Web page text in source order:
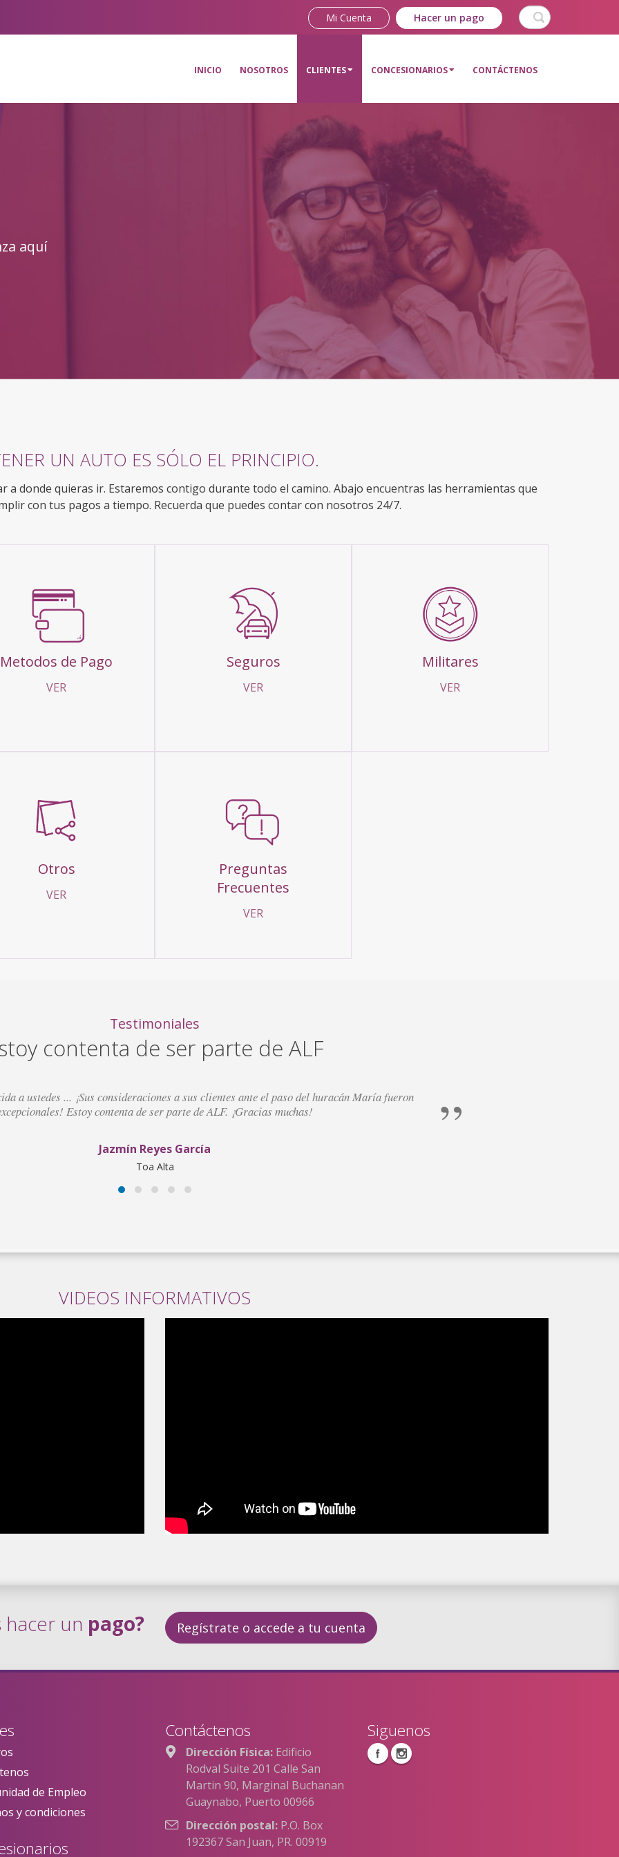
Search
Hacer un pago
Mi Cuenta
INICIO NOSOTROS CLIENTES CONCESIONARIOS CONTÁCTENOS
aquí
UN AUTO ES SÓLO EL PRINCIPIO.
donde quieras ir. Estaremos contigo durante todo el camino. Abajo encuentras las herramientas que
con tus pagos a tiempo. Recuerda que puedes contar con nosotros 24/7.
Metodos de Pago
VER
Seguros
VER
Militares
VER
Otros
VER
Preguntas
Frecuentes
VER
Testimoniales
contenta de ser parte de ALF
a ustedes ... ¡Sus consideraciones a sus clientes ante el paso del huracán María fueron
Estoy contenta de ser parte de ALF. ¡Gracias muchas!
Jazmín Reyes García
Toa Alta
VIDEOS INFORMATIVOS
hacer un pago? Regístrate o accede a tu cuenta
de Empleo
y condiciones
Contáctenos
Dirección Física: Edificio
Rodval Suite 201 Calle San
Martin 90, Marginal Buchanan
Guaynabo, Puerto 00966
Dirección postal: P.O. Box
192367 San Juan, PR. 00919
Siguenos